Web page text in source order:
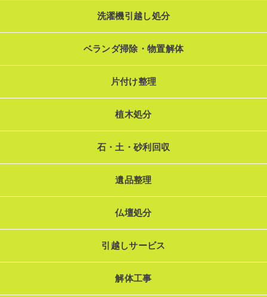
洗濯機引越し処分
ベランダ掃除・物置解体
片付け整理
植木処分
石・土・砂利回収
遺品整理
仏壇処分
引越しサービス
解体工事